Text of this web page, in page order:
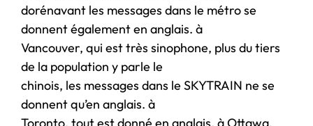
dorénavant les messages dans le métro se
donnent également en anglais. à
Vancouver, qui est très sinophone, plus du tiers
de la population y parle le
chinois, les messages dans le SKYTRAIN ne se
donnent qu’en anglais. à
Toronto, tout est donné en anglais. à Ottawa,